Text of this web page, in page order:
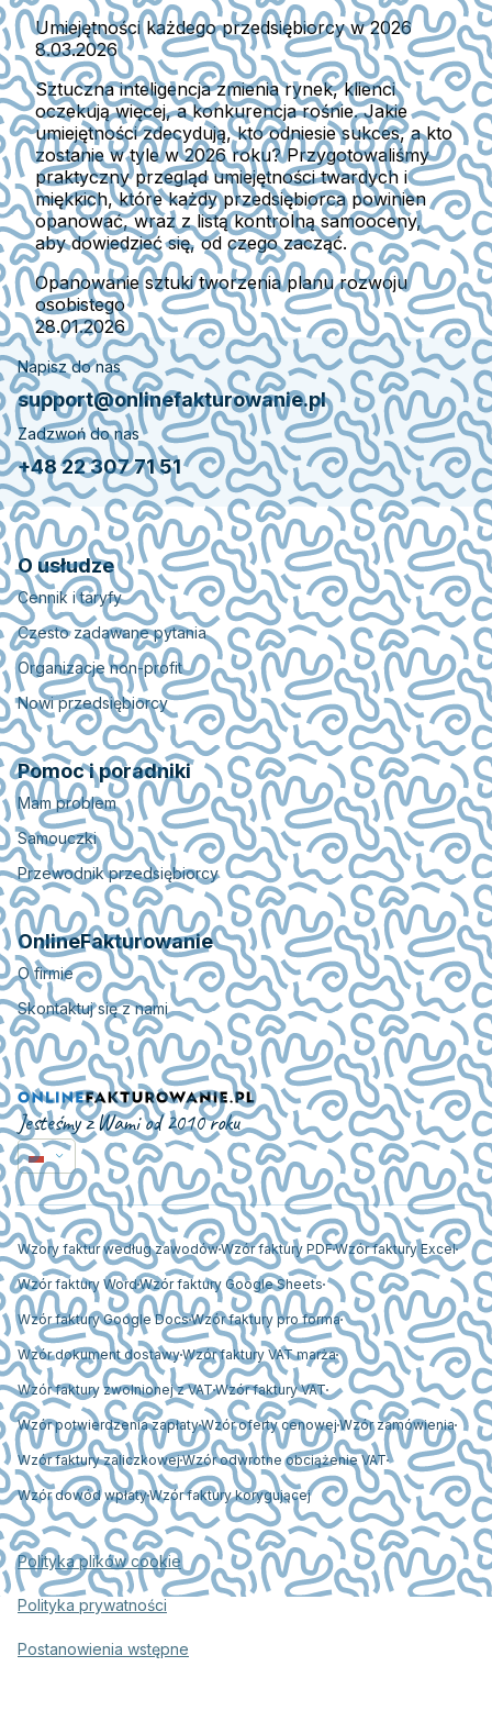
Umiejętności każdego przedsiębiorcy w 2026
8.03.2026
Sztuczna inteligencja zmienia rynek, klienci
oczekują więcej, a konkurencja rośnie. Jakie
umiejętności zdecydują, kto odniesie sukces, a kto
zostanie w tyle w 2026 roku? Przygotowaliśmy
praktyczny przegląd umiejętności twardych i
miękkich, które każdy przedsiębiorca powinien
opanować, wraz z listą kontrolną samooceny,
aby dowiedzieć się, od czego zacząć.
Opanowanie sztuki tworzenia planu rozwoju
osobistego
28.01.2026
Napisz do nas
support@onlinefakturowanie.pl
Zadzwoń do nas
+48 22 307 71 51
O usłudze
Cennik i taryfy
Czesto zadawane pytania
Organizacje non-profit
Nowi przedsiębiorcy
Pomoc i poradniki
Mam problem
Samouczki
Przewodnik przedsiębiorcy
OnlineFakturowanie
O firmie
Skontaktuj się z nami
Jesteśmy z Wami od 2010 roku
Wzory faktur według zawodówWzór faktury PDFWzór faktury Excel
Wzór faktury Word Wzór faktury Google Sheets
Wzór faktury Google DocsWzór faktury pro forma
Wzór dokument dostawyWzór faktury VAT marża
Wzór faktury zwolnionej z VATWzór faktury VAT
Wzór potwierdzenia zapłatyWzór oferty cenowej Wzór zamówienia
Wzór faktury zaliczkowejWzór odwrotne obciążenie VAT
Wzór dowód wpłatyWzór faktury korygującej
Polityka plików cookie
Polityka prywatności
Postanowienia wstępne